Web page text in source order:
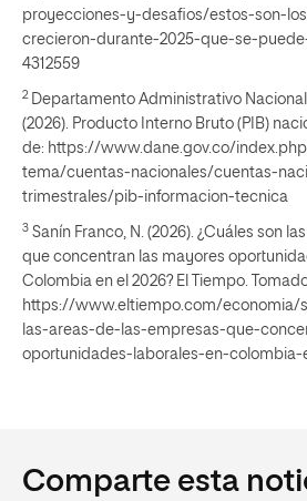
proyecciones-y-desafios/estos-son-
crecieron-durante-2025-que-se-
4312559
2Departamento Administrativo Nacional
(2026). Producto Interno Bruto (PIB)
de: https://www.dane.gov.co/
tema/cuentas-nacionales/cuentas-
trimestrales/pib-informacion-tecnica
3 Sanín Franco, N. (2026). ¿Cuáles son
que concentran las mayores
Colombia en el 2026? El Tiempo.
https://www.eltiempo.com/economia/
las-areas-de-las-empresas-que-
oportunidades-laborales-en-colombia-
Comparte esta